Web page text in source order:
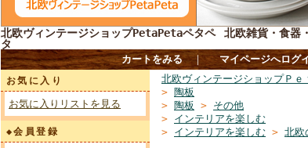
北欧ヴィンテージショップPetaPetaペタペ
タ
北欧雑貨・食器
カートをみる ｜ マイページへログ
お気に入り
お気に入りリストを見る
◆会員登録
北欧ヴィンテージショップＰ
> 陶板
> 陶板 > その他
> インテリアを楽しむ
> インテリアを楽しむ > 北欧